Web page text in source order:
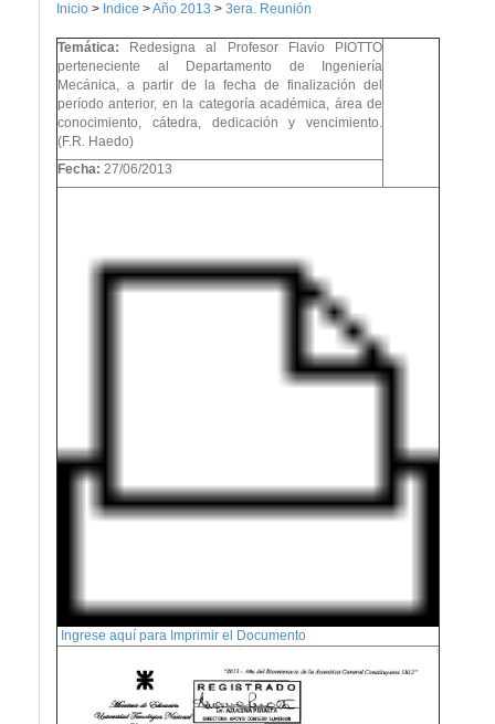
Inicio > Indice >Año 2013 > 3era. Reunión
Temática: Redesigna al Profesor Flavio PIOTTO
perteneciente al Departamento de Ingeniería
Mecánica, a partir de la fecha de finalización del
período anterior, en la categoría académica, área de
conocimiento, cátedra, dedicación y vencimiento.
(F.R. Haedo)
Fecha: 27/06/2013
Ingrese aquí para Imprimir el Documento